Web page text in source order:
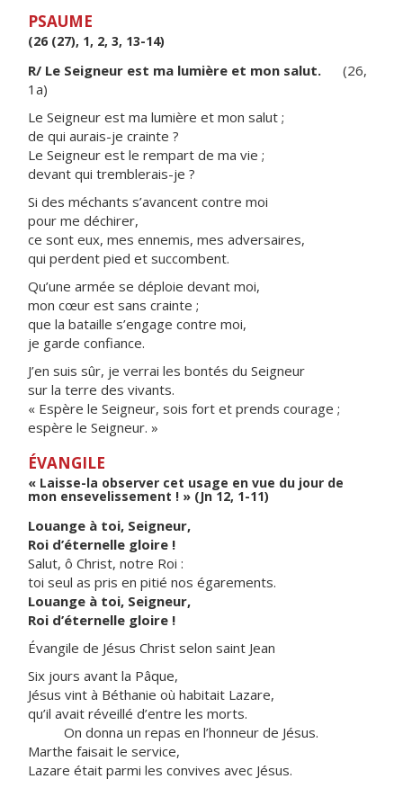
PSAUME
(26 (27), 1, 2, 3, 13-14)
R/ Le Seigneur est ma lumière et mon salut.
(26,
1a)
Le Seigneur est ma lumière et mon salut ;
de qui aurais-je crainte ?
Le Seigneur est le rempart de ma vie ;
devant qui tremblerais-je ?
Si des méchants s’avancent contre moi
pour me déchirer,
ce sont eux, mes ennemis, mes adversaires,
qui perdent pied et succombent.
Qu’une armée se déploie devant moi,
mon cœur est sans crainte ;
que la bataille s’engage contre moi,
je garde confiance.
J’en suis sûr, je verrai les bontés du Seigneur
sur la terre des vivants.
« Espère le Seigneur, sois fort et prends courage ;
espère le Seigneur. »
ÉVANGILE
« Laisse-la observer cet usage en vue du jour de
mon ensevelissement ! » (Jn 12, 1-11)
Louange à toi, Seigneur,
Roi d’éternelle gloire !
Salut, ô Christ, notre Roi :
toi seul as pris en pitié nos égarements.
Louange à toi, Seigneur,
Roi d’éternelle gloire !
Évangile de Jésus Christ selon saint Jean
Six jours avant la Pâque,
Jésus vint à Béthanie où habitait Lazare,
qu’il avait réveillé d’entre les morts.
On donna un repas en l’honneur de Jésus.
Marthe faisait le service,
Lazare était parmi les convives avec Jésus.